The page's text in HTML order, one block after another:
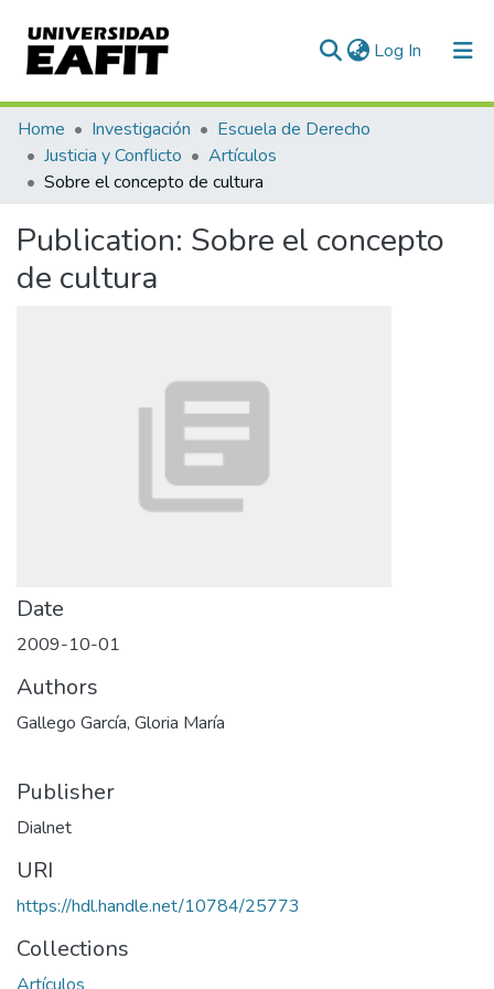
Log In (current)
Communities & Collections
All of DSpace
Home Investigación
Escuela de Derecho
Justicia y Conflicto
Artículos
Sobre el concepto de cultura
Publication: Sobre el concepto
de cultura
Date
2009-10-01
Authors
Gallego García, Gloria María
Publisher
Dialnet
URI
https://hdl.handle.net/10784/25773
Collections